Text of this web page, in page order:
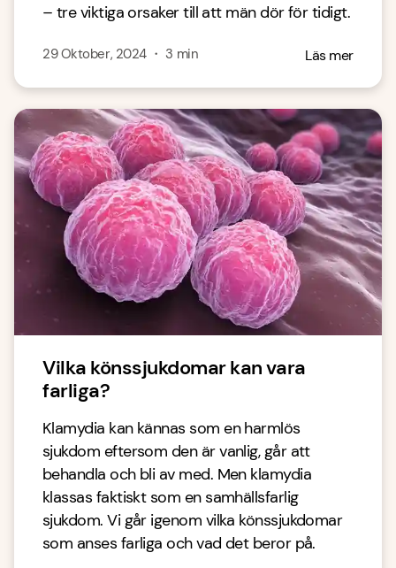
– tre viktiga orsaker till att män dör för tidigt.
29 Oktober, 2024・ 3 min Läs mer
Vilka könssjukdomar kan vara
farliga?
Klamydia kan kännas som en harmlös
sjukdom eftersom den är vanlig, går att
behandla och bli av med. Men klamydia
klassas faktiskt som en samhällsfarlig
sjukdom. Vi går igenom vilka könssjukdomar
som anses farliga och vad det beror på.